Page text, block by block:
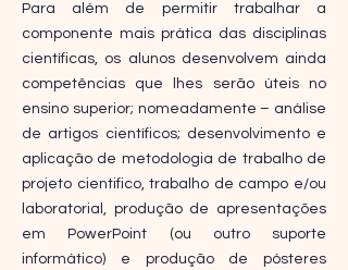
Para além de permitir trabalhar a
componente mais prática das disciplinas
científicas, os alunos desenvolvem ainda
competências que lhes serão úteis no
ensino superior; nomeadamente – análise
de artigos científicos; desenvolvimento e
aplicação de metodologia de trabalho de
projeto cientifico, trabalho de campo e/ou
laboratorial, produção de apresentações
em PowerPoint (ou outro suporte
informático) e produção de pósteres